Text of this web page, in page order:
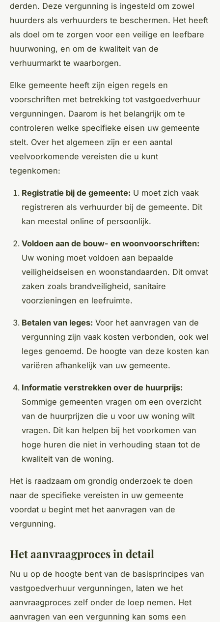
derden. Deze vergunning is ingesteld om zowel
huurders als verhuurders te beschermen. Het heeft
als doel om te zorgen voor een veilige en leefbare
huurwoning, en om de kwaliteit van de
verhuurmarkt te waarborgen.
Elke gemeente heeft zijn eigen regels en
voorschriften met betrekking tot vastgoedverhuur
vergunningen. Daarom is het belangrijk om te
controleren welke specifieke eisen uw gemeente
stelt. Over het algemeen zijn er een aantal
veelvoorkomende vereisten die u kunt
tegenkomen:
Registratie bij de gemeente: U moet zich vaak
registreren als verhuurder bij de gemeente. Dit
kan meestal online of persoonlijk.
Voldoen aan de bouw- en woonvoorschriften:
Uw woning moet voldoen aan bepaalde
veiligheidseisen en woonstandaarden. Dit omvat
zaken zoals brandveiligheid, sanitaire
voorzieningen en leefruimte.
Betalen van leges: Voor het aanvragen van de
vergunning zijn vaak kosten verbonden, ook wel
leges genoemd. De hoogte van deze kosten kan
variëren afhankelijk van uw gemeente.
Informatie verstrekken over de huurprijs:
Sommige gemeenten vragen om een overzicht
van de huurprijzen die u voor uw woning wilt
vragen. Dit kan helpen bij het voorkomen van
hoge huren die niet in verhouding staan tot de
kwaliteit van de woning.
Het is raadzaam om grondig onderzoek te doen
naar de specifieke vereisten in uw gemeente
voordat u begint met het aanvragen van de
vergunning.
Het aanvraagproces in detail
Nu u op de hoogte bent van de basisprincipes van
vastgoedverhuur vergunningen, laten we het
aanvraagproces zelf onder de loep nemen. Het
aanvragen van een vergunning kan soms een